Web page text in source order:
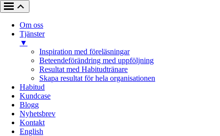
Om oss
Tjänster
▼
Inspiration med föreläsningar
Beteendeförändring med uppföljning
Resultat med Habitudtränare
Skapa resultat för hela organisationen
Habitud
Kundcase
Blogg
Nyhetsbrev
Kontakt
English